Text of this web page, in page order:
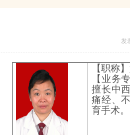
发
【职称
【业务
擅长中
痛经、
育手术。